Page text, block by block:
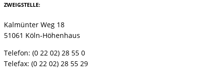
ZWEIGSTELLE:
Kalmünter Weg 18
51061 Köln-Höhenhaus
Telefon: (0 22 02) 28 55 0
Telefax: (0 22 02) 28 55 29